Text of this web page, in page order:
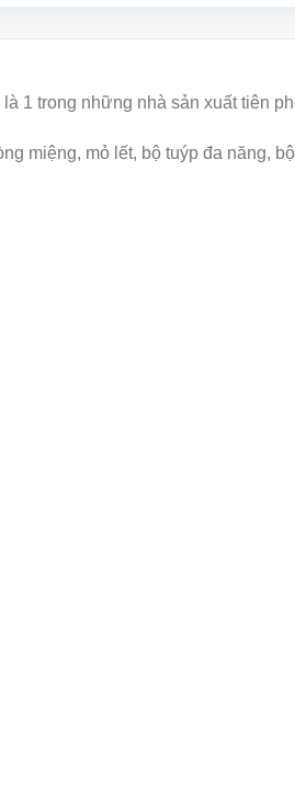
1 trong những nhà sản xuất tiên
miệng, mỏ lết, bộ tuýp đa năng,